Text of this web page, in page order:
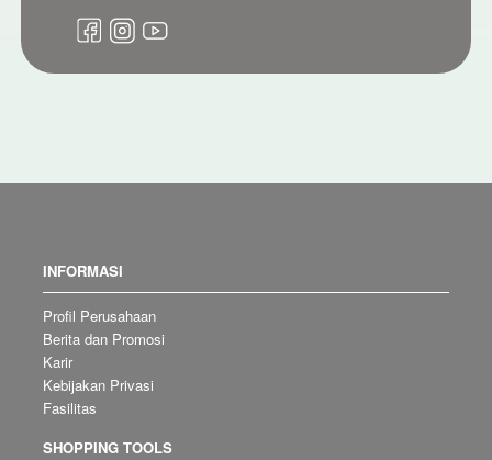
INFORMASI
Profil Perusahaan
Berita dan Promosi
Karir
Kebijakan Privasi
Fasilitas
SHOPPING TOOLS